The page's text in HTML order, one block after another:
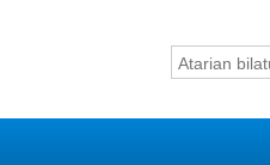
Bilatu atarian